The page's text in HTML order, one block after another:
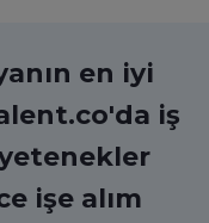
en iyi
iş
işe alım